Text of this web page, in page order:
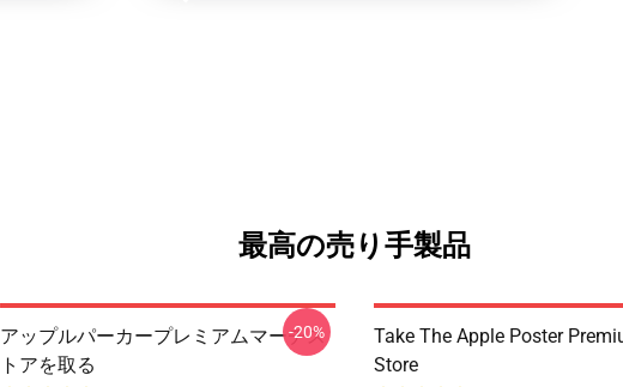
最高の売り手製品
アップルパーカープレミアムマーチス
トアを取る
-20%
Take The Apple Poster
Store